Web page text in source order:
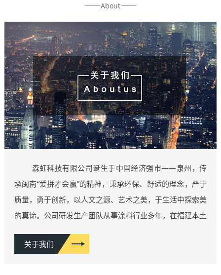
About
森虹科技有限公司诞生于中国经济强市——泉州，传
承闽南“爱拼才会赢”的精神，秉承环保、舒适的理念，严于
质量，勇于创新，以人文之源、艺术之美，于生活中探索美
的真谛。公司研发生产团队从事涂料行业多年，在福建本土
等类型，积累了丰富的行业经验，厚积薄发，因而拥有了业
关于我们